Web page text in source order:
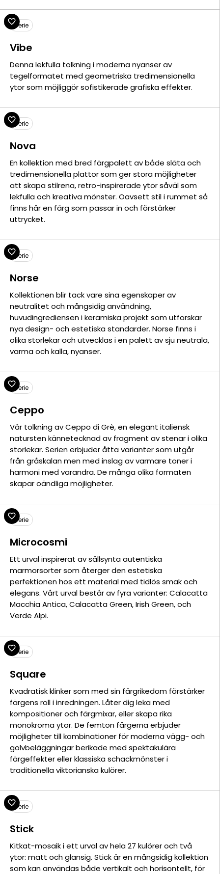
Serie
Vibe
Denna lekfulla tolkning i moderna nyanser av
tegelformatet med geometriska tredimensionella
ytor som möjliggör sofistikerade grafiska effekter.
Serie
Nova
En kollektion med bred färgpalett av både släta och
tredimensionella plattor som ger stora möjligheter
att skapa stilrena, retro-inspirerade ytor såväl som
lekfulla och kreativa mönster. Oavsett stil i rummet så
finns här en färg som passar in och förstärker
uttrycket.
Serie
Norse
Kollektionen blir tack vare sina egenskaper av
neutralitet och mångsidig användning,
huvudingrediensen i keramiska projekt som utforskar
nya design- och estetiska standarder. Norse finns i
olika storlekar och utvecklas i en palett av sju neutrala,
varma och kalla, nyanser.
Serie
Ceppo
Vår tolkning av Ceppo di Grè, en elegant italiensk
natursten kännetecknad av fragment av stenar i olika
storlekar. Serien erbjuder åtta varianter som utgår
från gråskalan men med inslag av varmare toner i
harmoni med varandra. De många olika formaten
skapar oändliga möjligheter.
Serie
Microcosmi
Ett urval inspirerat av sällsynta autentiska
marmorsorter som återger den estetiska
perfektionen hos ett material med tidlös smak och
elegans. Vårt urval består av fyra varianter: Calacatta
Macchia Antica, Calacatta Green, Irish Green, och
Verde Alpi.
Serie
Square
Kvadratisk klinker som med sin färgrikedom förstärker
färgens roll i inredningen. Låter dig leka med
kompositioner och färgmixar, eller skapa rika
monokroma ytor. De femton färgerna erbjuder
möjligheter till kombinationer för moderna vägg- och
golvbeläggningar berikade med spektakulära
färgeffekter eller klassiska schackmönster i
traditionella viktorianska kulörer.
Serie
Stick
Kitkat-mosaik i ett urval av hela 27 kulörer och två
ytor: matt och glansig. Stick är en mångsidig kollektion
som kan användas både vertikalt och horisontellt, för